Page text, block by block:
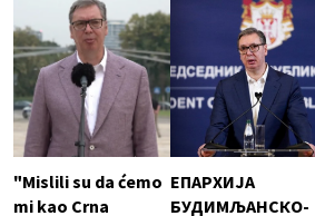
"Mislili su da ćemo
mi kao Crna
ЕПАРХИЈА
БУДИМЉАНСКО-